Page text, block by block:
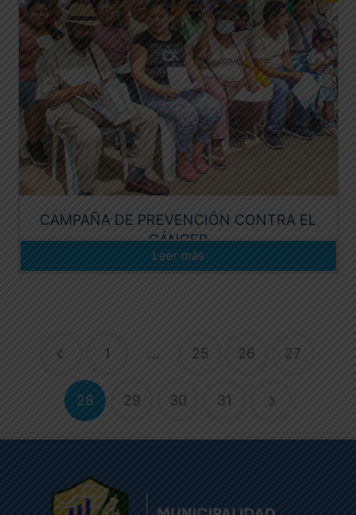
CAMPAÑA DE PREVENCIÓN CONTRA EL
CÁNCER
Leer más
1 … 25 26 27
28 29 30 31